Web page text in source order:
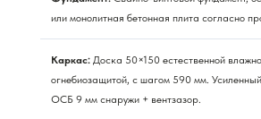
или монолитная бетонная плита согласно
Каркас: Доска 50×150 естественной
огнебиозащитой, с шагом 590 мм.
ОСБ 9 мм снаружи + вентзазор.